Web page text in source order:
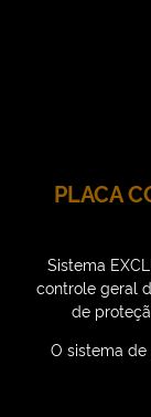
PLACA
Sistema
controle geral
de
O sistema